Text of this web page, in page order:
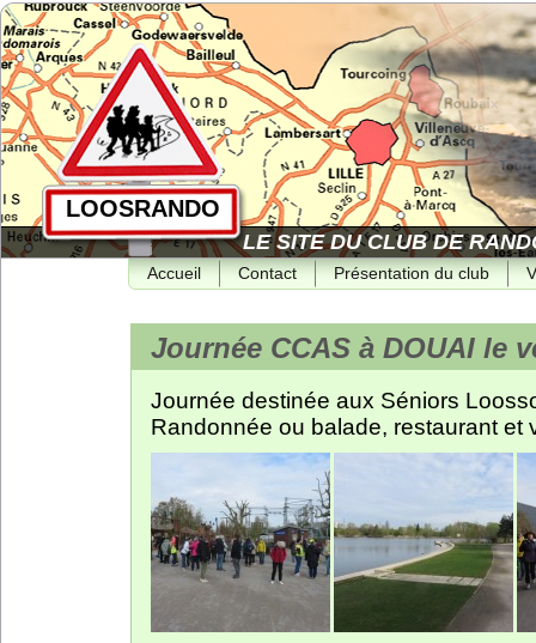
LOOSRANDO
LE SITE DU CLUB DE
Accueil Contact Présentation du club
Journée CCAS à DOUAI le
Journée destinée aux Séniors
Randonnée ou balade, restaurant et